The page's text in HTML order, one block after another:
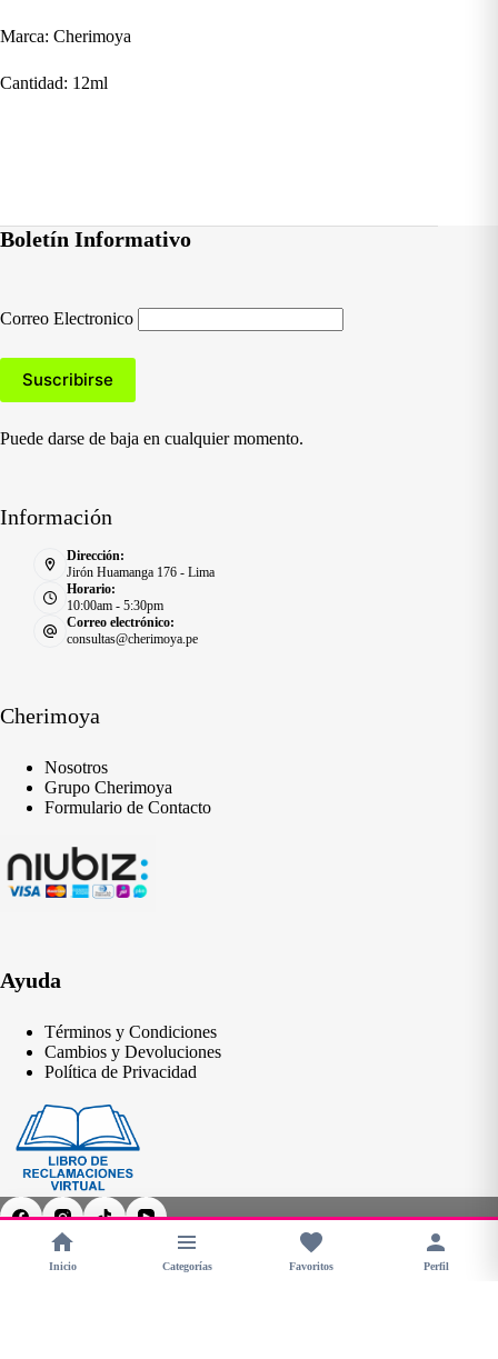
Marca: Cherimoya
Cantidad: 12ml
Boletín Informativo
Correo Electronico
Puede darse de baja en cualquier momento.
Información
Dirección:
Jirón Huamanga 176 - Lima
Horario:
10:00am - 5:30pm
Correo electrónico:
consultas@cherimoya.pe
Cherimoya
Nosotros
Grupo Cherimoya
Formulario de Contacto
Ayuda
Términos y Condiciones
Cambios y Devoluciones
Política de Privacidad
Copyright © 2026 - CHERIMOYA Perú
Inicio Categorías Favoritos Perfil